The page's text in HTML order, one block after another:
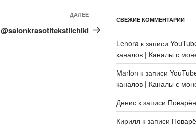
Следующая
запись
ДАЛЕЕ
@salonkrasotitekstilchiki
СВЕЖИЕ КОММЕНТАРИИ
Lenoraк записи
каналов | Каналы с
Marlon к записи
каналов | Каналы с
Дениск записи
Кириллк записи